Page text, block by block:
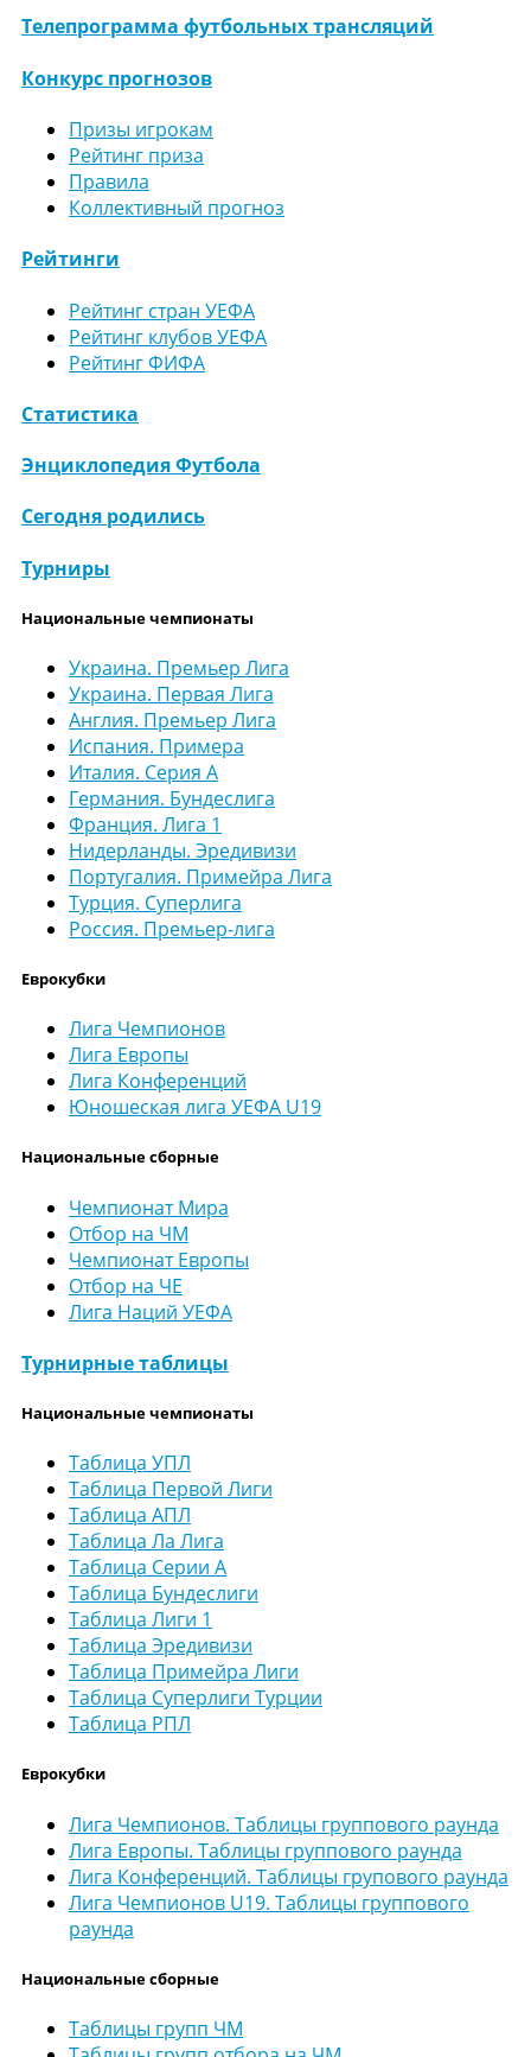
Телепрограмма футбольных трансляций
Конкурс прогнозов
Призы игрокам
Рейтинг приза
Правила
Коллективный прогноз
Рейтинги
Рейтинг стран УЕФА
Рейтинг клубов УЕФА
Рейтинг ФИФА
Статистика
Энциклопедия Футбола
Сегодня родились
Турниры
Национальные чемпионаты
Украина. Премьер Лига
Украина. Первая Лига
Англия. Премьер Лига
Испания. Примера
Италия. Серия А
Германия. Бундеслига
Франция. Лига 1
Нидерланды. Эредивизи
Португалия. Примейра Лига
Турция. Суперлига
Россия. Премьер-лига
Еврокубки
Лига Чемпионов
Лига Европы
Лига Конференций
Юношеская лига УЕФА U19
Национальные сборные
Чемпионат Мира
Отбор на ЧМ
Чемпионат Европы
Отбор на ЧЕ
Лига Наций УЕФА
Турнирные таблицы
Национальные чемпионаты
Таблица УПЛ
Таблица Первой Лиги
Таблица АПЛ
Таблица Ла Лига
Таблица Серии А
Таблица Бундеслиги
Таблица Лиги 1
Таблица Эредивизи
Таблица Примейра Лиги
Таблица Суперлиги Турции
Таблица РПЛ
Еврокубки
Лига Чемпионов. Таблицы группового раунда
Лига Европы. Таблицы группового раунда
Лига Конференций. Таблицы групового раунда
Лига Чемпионов U19. Таблицы группового
раунда
Национальные сборные
Таблицы групп ЧМ